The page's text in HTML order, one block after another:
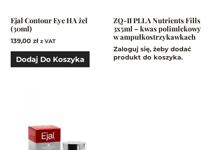
Ejal Contour Eye HA żel
(30ml)
139,00zł z VAT
Dodaj Do Koszyka
ZQ-II PLLA Nutrients Fills
3x5ml – kwas polimlekowy
w ampułkostrzykawkach
Zaloguj się, żeby dodać
produkt do koszyka.